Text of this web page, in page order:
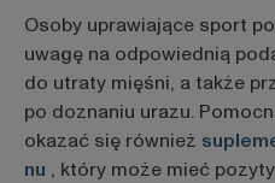
Osoby uprawiające sport
uwagę na odpowiednią
do utraty mięśni, a także
po doznaniu urazu.
okazać się również
nu , który może mieć